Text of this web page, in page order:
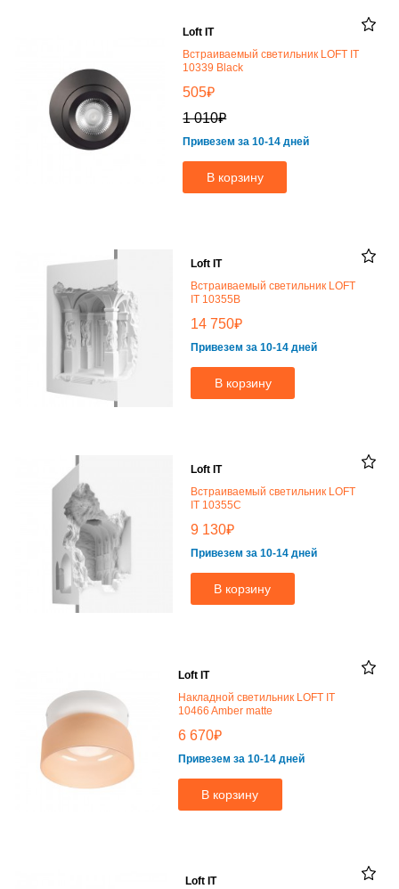
Loft IT
Встраиваемый светильник LOFT IT
10339 Black
505₽
1 010₽
Привезем за 10-14 дней
В корзину
Loft IT
Встраиваемый светильник LOFT
IT 10355B
14 750₽
Привезем за 10-14 дней
В корзину
Loft IT
Встраиваемый светильник LOFT
IT 10355C
9 130₽
Привезем за 10-14 дней
В корзину
Loft IT
Накладной светильник LOFT IT
10466 Amber matte
6 670₽
Привезем за 10-14 дней
В корзину
Loft IT